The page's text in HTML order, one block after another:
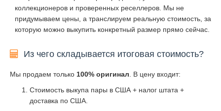
коллекционеров и проверенных реселлеров. Мы не
придумываем цены, а транслируем реальную стоимость, за
которую можно выкупить конкретный размер прямо сейчас.
Из чего складывается итоговая стоимость?
Мы продаем только 100% оригинал . В цену входит:
Стоимость выкупа пары в США + налог штата +
доставка по США.